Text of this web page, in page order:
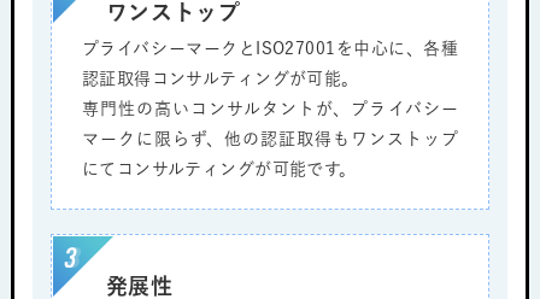
ワンストップ
プライバシーマークとISO27001を中心に、各種
認証取得コンサルティングが可能。
専門性の高いコンサルタントが、プライバシー
マークに限らず、他の認証取得もワンストップ
にてコンサルティングが可能です。
発展性